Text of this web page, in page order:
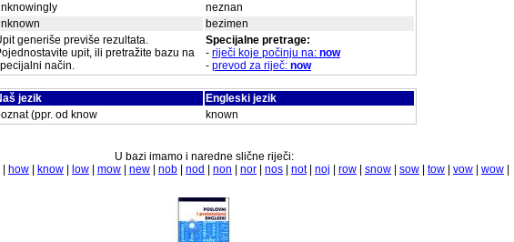
neznan
bezimen
generiše previše rezultata.
upit, ili pretražite bazu na
način.
Specijalne pretrage:
- riječi koje počinju na: now
- prevod za riječ: now
jezik
Engleski jezik
(ppr. od know
known
U bazi imamo i naredne slične riječi:
how know low mow new nob nod non nor nos not| noj row snow sow tow vow wow